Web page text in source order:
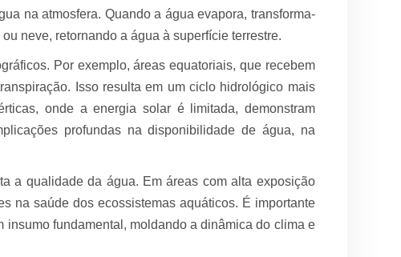
na atmosfera. Quando a água evapora, transforma-
neve, retornando a água à superfície terrestre.
Por exemplo, áreas equatoriais, que recebem
Isso resulta em um ciclo hidrológico mais
onde a energia solar é limitada, demonstram
profundas na disponibilidade de água, na
a qualidade da água. Em áreas com alta exposição
na saúde dos ecossistemas aquáticos. É importante
fundamental, moldando a dinâmica do clima e